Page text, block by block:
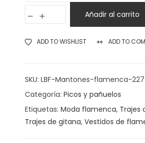
Añadir al carrito
ADD TO WISHLIST ADD TO
SKU: LBF-Mantones-flamenca-227
Categoría: Picos y pañuelos
Etiquetas: Moda flamenca, Trajes
Trajes de gitana, Vestidos de